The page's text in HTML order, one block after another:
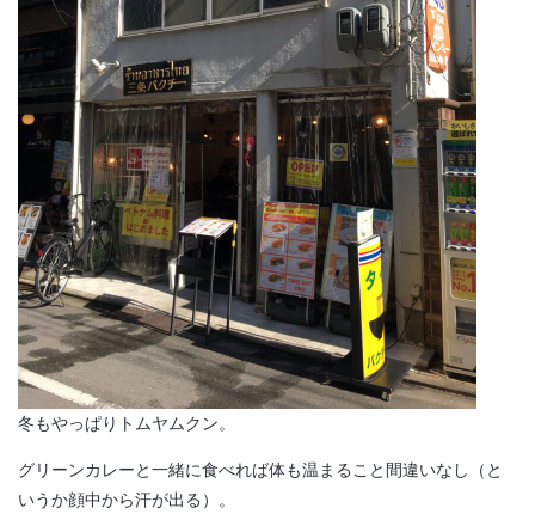
冬もやっぱりトムヤムクン。
グリーンカレーと一緒に食べれば体も温まること間違いなし（と
いうか顔中から汗が出る）。